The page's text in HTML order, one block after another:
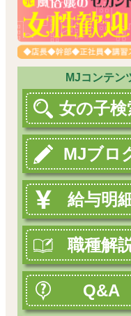
MJコンテン
女の子検
MJブロ
給与明
職種解
Q&A